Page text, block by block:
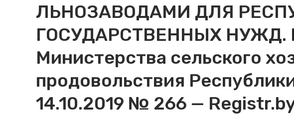
ЛЬНОЗАВОДАМИ ДЛЯ
ГОСУДАРСТВЕННЫХ НУЖД.
Министерства сельского
продовольствия
14.10.2019 № 266 —